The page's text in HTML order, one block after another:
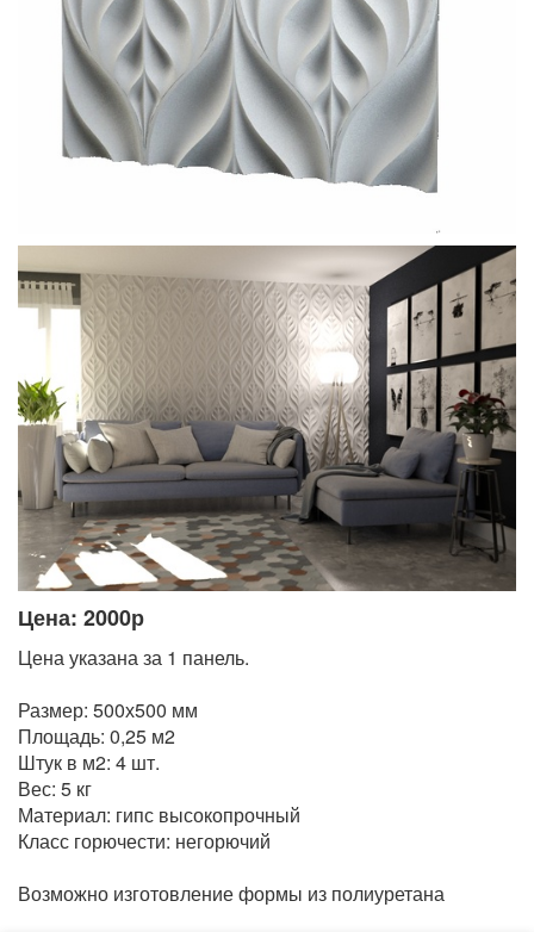
Цена: 2000р
Цена указана за 1 панель.
Размер: 500х500 мм
Площадь: 0,25 м2
Штук в м2: 4 шт.
Вес: 5 кг
Материал: гипс высокопрочный
Класс горючести: негорючий
Возможно изготовление формы из полиуретана